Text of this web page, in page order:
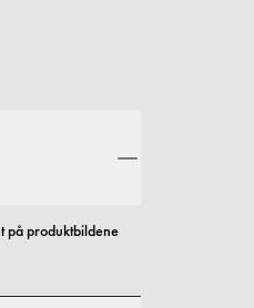
på produktbildene